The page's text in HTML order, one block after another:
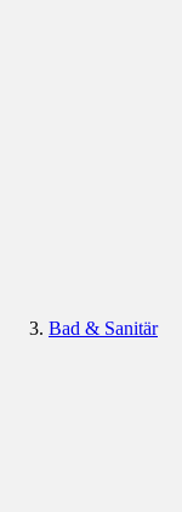
Bad & Sanitär